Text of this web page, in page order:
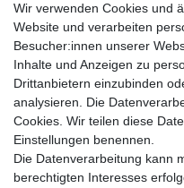
Rechtliche
Widerrufsrecht
Widerrufsformular
Datenschutzerklärung
AGB
Impressum
Wir verwenden Cookies und
Website und verarbeiten
Besucher:innen unserer
Inhalte und Anzeigen zu
Drittanbietern einzubinden
analysieren. Die
Cookies. Wir teilen diese
Einstellungen benennen.
Die Datenverarbeitung kann
berechtigten Interesses